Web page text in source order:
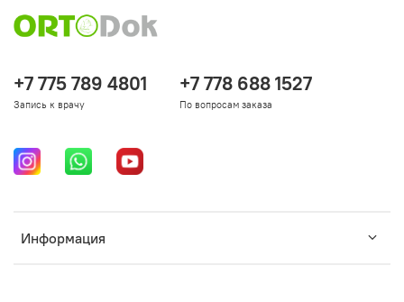
Информация
+7 775 789 4801
Запись к врачу
+7 778 688 1527
По вопросам заказа